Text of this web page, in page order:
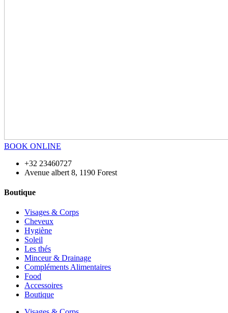
BOOK ONLINE
+32 23460727
Avenue albert 8, 1190 Forest
Boutique
Visages & Corps
Cheveux
Hygiène
Soleil
Les thés
Minceur & Drainage
Compléments Alimentaires
Food
Accessoires
Boutique